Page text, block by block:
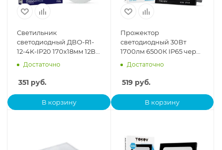
Светильник
светодиодный ДВО-R1-
12-4K-IP20 170х18мм 12Вт
960лм 4000К IP20
TOKOV ELECTRIC TOK-
R1-12-
Достаточно
351 руб.
В корзину
Прожектор
светодиодный 30Вт
1700лм 6500К IP65 черн.
(TKL) TOKOV ELECTRIC
TKL-FL/LED-30-6.5K-IP65
Достаточно
519руб.
В корзину